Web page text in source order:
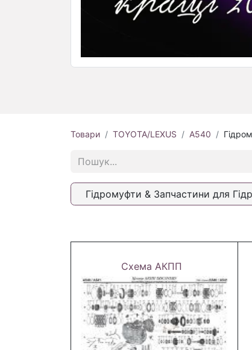
Товари TOYOTA/LEXUS A540
Гідромуфти & Запчастини для
Схема АКПП